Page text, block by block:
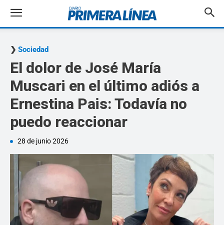
Sociedad
El dolor de José María
Muscari en el último adiós a
Ernestina Pais: Todavía no
puedo reaccionar
28 de junio 2026